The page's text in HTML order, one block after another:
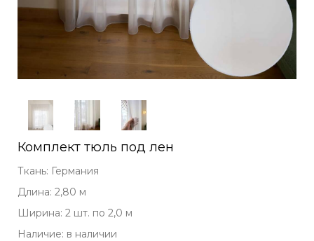
Комплект тюль под лен
Ткань: Германия
Длина: 2,80 м
Ширина: 2 шт. по 2,0 м
Наличие: в наличии